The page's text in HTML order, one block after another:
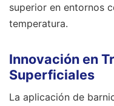
superior en entornos
temperatura.
Innovación en
Superficiales
La aplicación de